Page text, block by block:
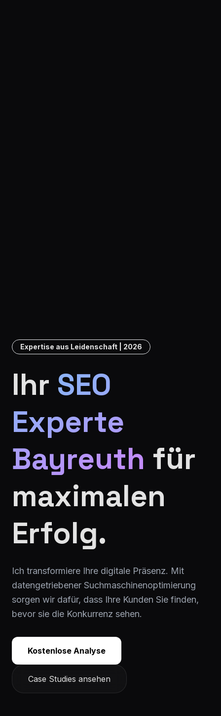
Expertise aus Leidenschaft | 2026
Ihr SEO
Experte
Bayreuth für
maximalen
Erfolg.
Ich transformiere Ihre digitale Präsenz. Mit
datengetriebener Suchmaschinenoptimierung
sorgen wir dafür, dass Ihre Kunden Sie finden,
bevor sie die Konkurrenz sehen.
Kostenlose Analyse
Case Studies ansehen